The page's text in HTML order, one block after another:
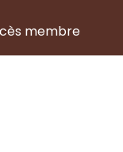
membre